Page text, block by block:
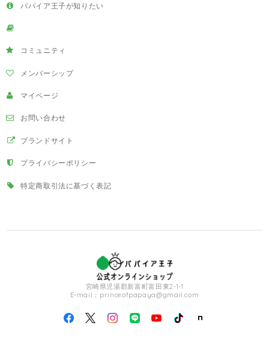
パパイア王子が知りたい
コミュニティ
メンバーシップ
マイページ
お問い合わせ
ブランドサイト
プライバシーポリシー
特定商取引法に基づく表記
宮崎県児湯郡新富町富田東2-1-1
E-mail： princeofpapaya@gmail.com